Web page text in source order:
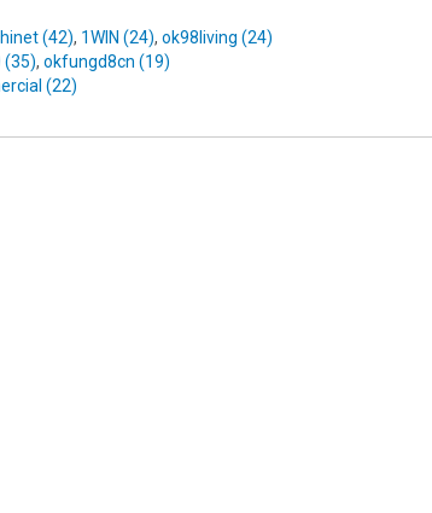
(42), 1WIN (24), ok98living (24)
(35), okfungd8cn (19)
(22)